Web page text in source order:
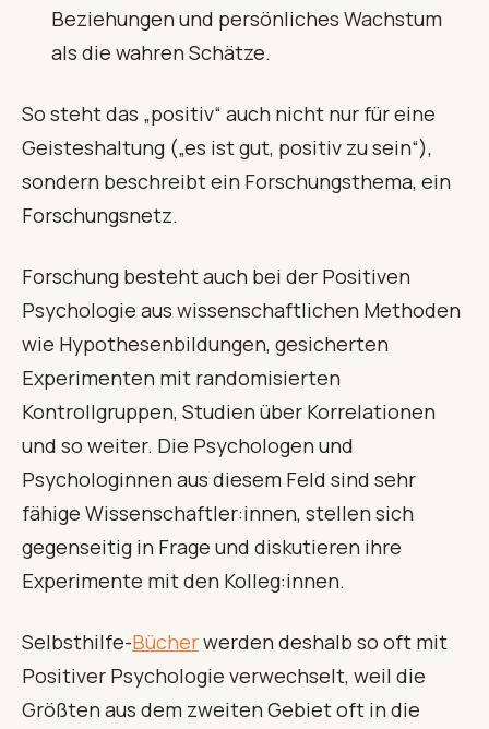
Beziehungen und persönliches Wachstum
als die wahren Schätze.
So steht das „positiv“ auch nicht nur für eine
Geisteshaltung („es ist gut, positiv zu sein“),
sondern beschreibt ein Forschungsthema, ein
Forschungsnetz.
Forschung besteht auch bei der Positiven
Psychologie aus wissenschaftlichen Methoden
wie Hypothesenbildungen, gesicherten
Experimenten mit randomisierten
Kontrollgruppen, Studien über Korrelationen
und so weiter. Die Psychologen und
Psychologinnen aus diesem Feld sind sehr
fähige Wissenschaftler:innen, stellen sich
gegenseitig in Frage und diskutieren ihre
Experimente mit den Kolleg:innen.
Selbsthilfe-Bücherwerden deshalb so oft mit
Positiver Psychologie verwechselt, weil die
Größten aus dem zweiten Gebiet oft in die